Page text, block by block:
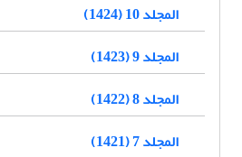
المجلد 10 (1424)
المجلد 9 (1423)
المجلد 8 (1422)
المجلد 7 (1421)